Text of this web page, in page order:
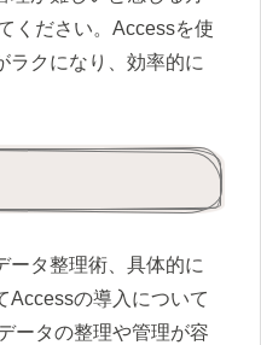
ください。Accessを使
ラクになり、効率的に
ータ整理術、具体的に
Accessの導入について
ータの整理や管理が容